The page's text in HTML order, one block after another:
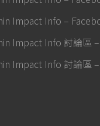
Impact Info –
Impact Info 討論區
Impact Info 討論區